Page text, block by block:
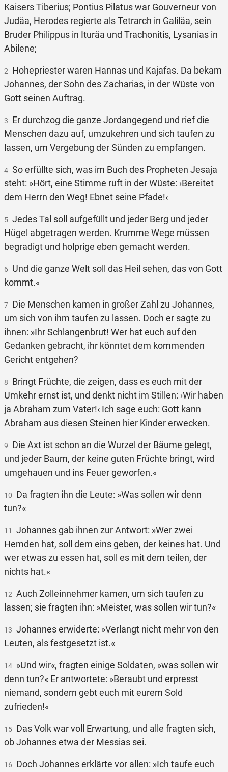
Kaisers Tiberius; Pontius Pilatus war Gouverneur von
Judäa, Herodes regierte als Tetrarch in Galiläa, sein
Bruder Philippus in Ituräa und Trachonitis, Lysanias in
Abilene;
2 Hohepriester waren Hannas und Kajafas. Da bekam
Johannes, der Sohn des Zacharias, in der Wüste von
Gott seinen Auftrag.
3 Er durchzog die ganze Jordangegend und rief die
Menschen dazu auf, umzukehren und sich taufen zu
lassen, um Vergebung der Sünden zu empfangen.
4 So erfüllte sich, was im Buch des Propheten Jesaja
steht: »Hört, eine Stimme ruft in der Wüste: ›Bereitet
dem Herrn den Weg! Ebnet seine Pfade!‹
5 Jedes Tal soll aufgefüllt und jeder Berg und jeder
Hügel abgetragen werden. Krumme Wege müssen
begradigt und holprige eben gemacht werden.
6 Und die ganze Welt soll das Heil sehen, das von Gott
kommt.«
7 Die Menschen kamen in großer Zahl zu Johannes,
um sich von ihm taufen zu lassen. Doch er sagte zu
ihnen: »Ihr Schlangenbrut! Wer hat euch auf den
Gedanken gebracht, ihr könntet dem kommenden
Gericht entgehen?
8 Bringt Früchte, die zeigen, dass es euch mit der
Umkehr ernst ist, und denkt nicht im Stillen: ›Wir haben
ja Abraham zum Vater!‹ Ich sage euch: Gott kann
Abraham aus diesen Steinen hier Kinder erwecken.
9 Die Axt ist schon an die Wurzel der Bäume gelegt,
und jeder Baum, der keine guten Früchte bringt, wird
umgehauen und ins Feuer geworfen.«
10 Da fragten ihn die Leute: »Was sollen wir denn
tun?«
11
Johannes gab ihnen zur Antwort: »Wer zwei
Hemden hat, soll dem eins geben, der keines hat. Und
wer etwas zu essen hat, soll es mit dem teilen, der
nichts hat.«
12 Auch Zolleinnehmer kamen, um sich taufen zu
lassen; sie fragten ihn: »Meister, was sollen wir tun?«
13 Johannes erwiderte: »Verlangt nicht mehr von den
Leuten, als festgesetzt ist.«
14 »Und wir«, fragten einige Soldaten, »was sollen wir
denn tun?« Er antwortete: »Beraubt und erpresst
niemand, sondern gebt euch mit eurem Sold
zufrieden!«
15 Das Volk war voll Erwartung, und alle fragten sich,
ob Johannes etwa der Messias sei.
16 Doch Johannes erklärte vor allen: »Ich taufe euch